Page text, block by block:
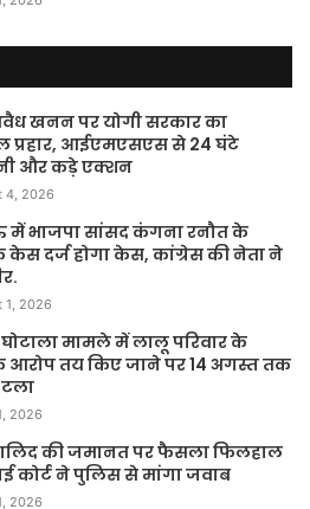
खनन पर योगी सरकार का
प्रहार, आईएमएसएस से 24 घंटे
और कड़े एक्शन
4, 2026
भाजपा सांसद कंगना रनौत के
दर्ज होगा केस, कांग्रेस की नेता ने
1, 2026
घोटाला मामले में लालू परिवार के
आरोप तय किए जाने पर 14 अगस्त तक
2026
की जमानत पर फैसला फिलहाल
कोर्ट ने पुलिस से मांगा जवाब
2026